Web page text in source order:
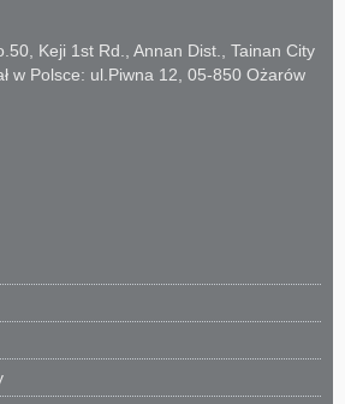
Keji 1st Rd., Annan Dist., Tainan City
w Polsce: ul.Piwna 12, 05-850 Ożarów